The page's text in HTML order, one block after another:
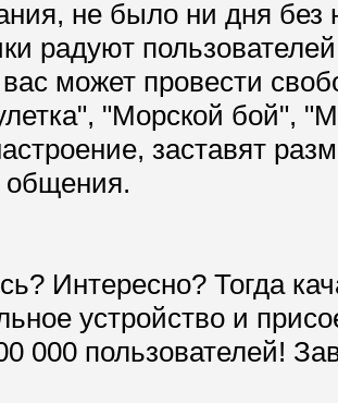
не было ни дня без
радуют
может провести
"Морской бой",
заставят
общения.
Интересно? Тогда
устройство и
000 пользователей!